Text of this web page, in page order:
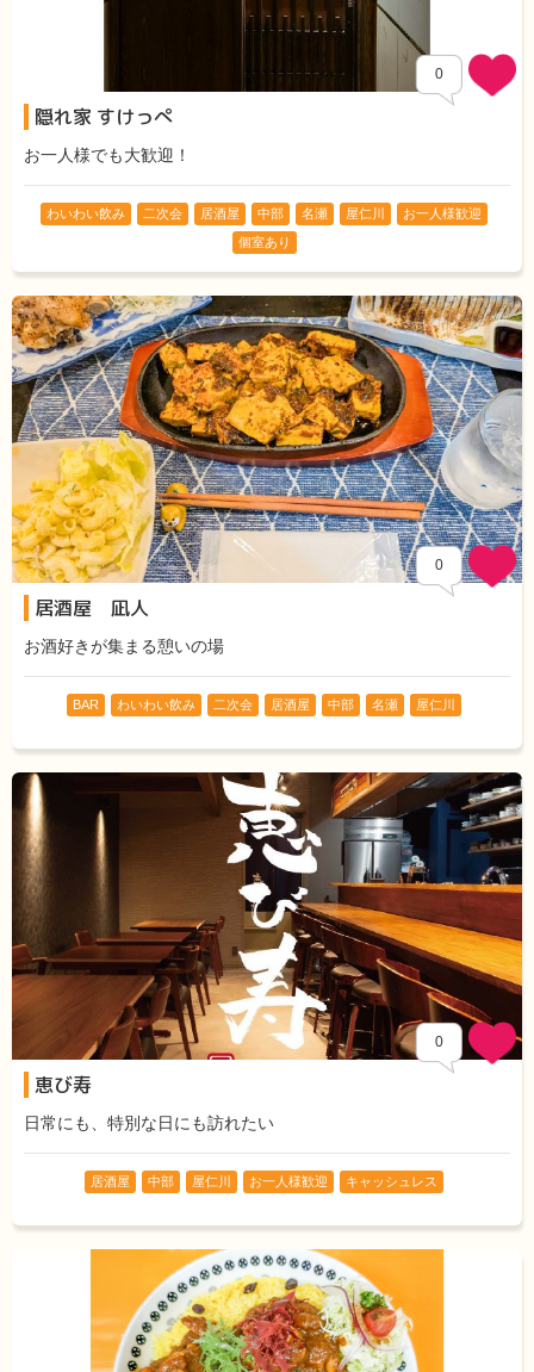
0
隠れ家 すけっぺ
お一人様でも大歓迎！
わいわい飲み 二次会 居酒屋 中部 名瀬 屋仁川
お一人様歓迎
個室あり
0
居酒屋 凪人
お酒好きが集まる憩いの場
BAR わいわい飲み 二次会 居酒屋 中部 名瀬 屋仁川
0
恵び寿
日常にも、特別な日にも訪れたい
居酒屋 中部 屋仁川 お一人様歓迎 キャッシュレス